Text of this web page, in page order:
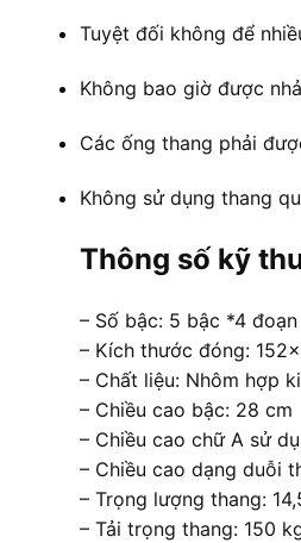
Tuyệt đối không để
Không bao giờ được
Các ống thang phải
Không sử dụng thang
Thông số kỹ
– Số bậc: 5 bậc *4 đoạn
– Kích thước đóng:
– Chất liệu: Nhôm hợp
– Chiều cao bậc: 28 cm
– Chiều cao chữ A sử
– Chiều cao dạng duỗi
– Trọng lượng thang:
– Tải trọng thang: 150